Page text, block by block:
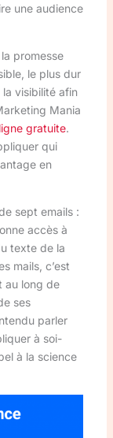
une audience
promesse
le plus dur
visibilité afin
Mania
gratuite.
qui
en
sept emails :
accès à
texte de la
mails, c’est
au long de
ses
parler
à soi-
à la science